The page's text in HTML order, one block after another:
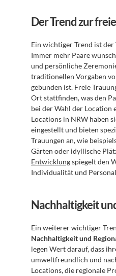
Der Trend zur
Ein wichtiger Trend ist der
Immer mehr Paare
und persönliche
traditionellen Vorgaben
gebunden ist. Freie
Ort stattfinden, was den
bei der Wahl der Location
Locations in NRW haben
eingestellt und bieten
Trauungen an, wie
Gärten oder idyllische
Entwicklung spiegelt den
Individualität und
Nachhaltigkeit
Ein weiterer wichtiger
Nachhaltigkeit und
legen Wert darauf, dass
umweltfreundlich und
Locations, die regionale